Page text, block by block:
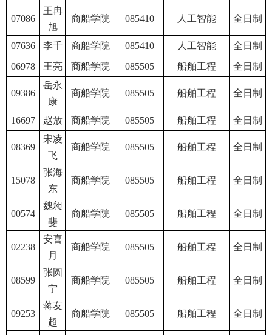
07086
王冉
旭
商船学院 085410 人工智能 全日制
07636 李千 商船学院 085410 人工智能
全日制
06978
王亮 商船学院 085505 船舶工程 全日制
09386
岳永
康
商船学院 085505 船舶工程 全日制
16697 赵放 商船学院 085505 船舶工程 全日制
08369
宋凌
飞
商船学院 085505 船舶工程 全日制
15078
张海
东
商船学院 085505 船舶工程 全日制
00574
魏昶
斐
商船学院 085505 船舶工程 全日制
02238
安喜
月
商船学院 085505 船舶工程 全日制
08599
张圆
宁
商船学院 085505 船舶工程 全日制
09253
蒋友
超
商船学院 085505 船舶工程 全日制